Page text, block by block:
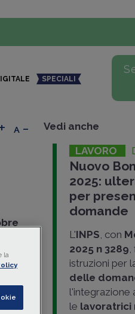
SPECIALI
- Vedi anche
LAVORO
Nuovo
2025:
per
domande
L'INPS, con
2025 n 3289,
istruzioni per
delle
l'integrazione
le lavoratrici
la